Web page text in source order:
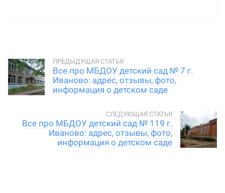
Все про МБДОУ детский сад № 7 г.
Иваново: адрес, отзывы, фото,
информация о детском саде
Все про МБДОУ детский сад № 119 г.
Иваново: адрес, отзывы, фото,
информация о детском саде